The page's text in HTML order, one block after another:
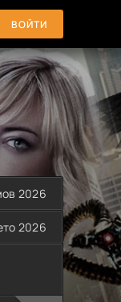
ВОЙТИ
2026
2026